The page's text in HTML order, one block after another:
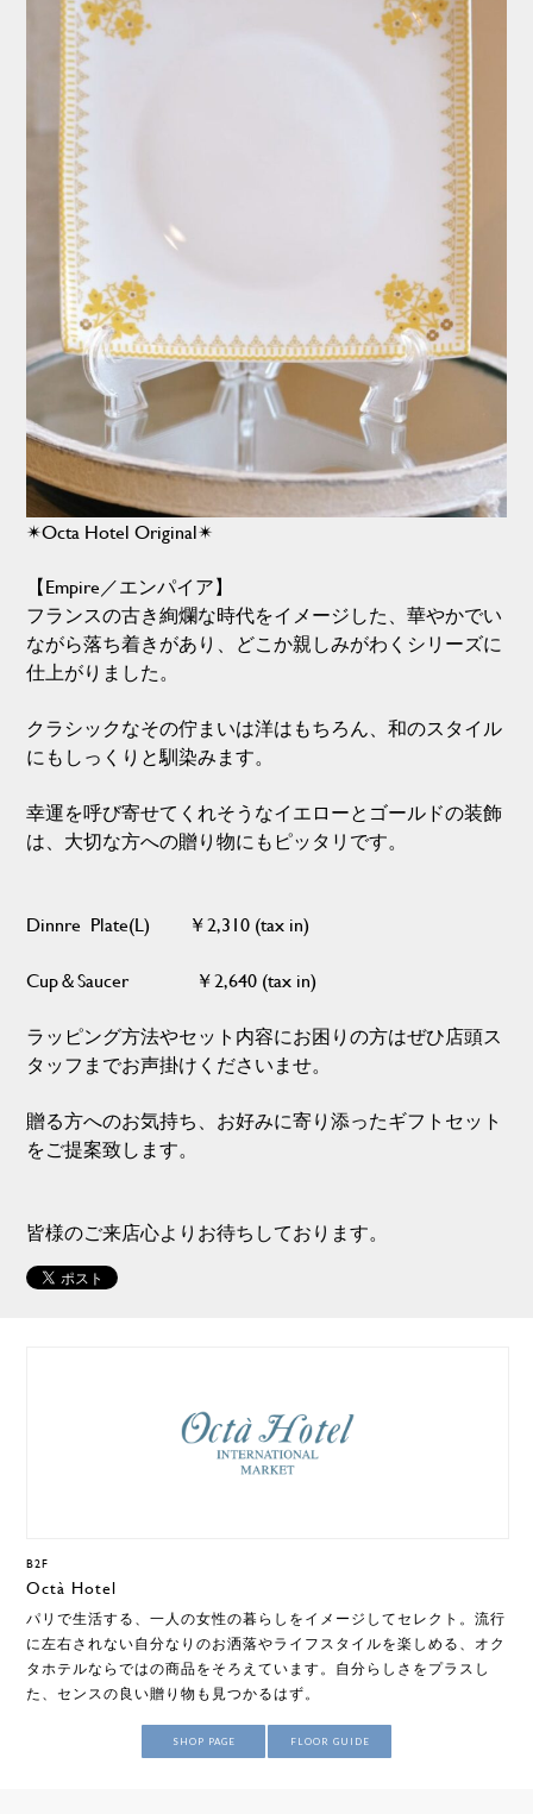
✴︎Octa Hotel Original✴︎
【Empire／エンパイア】
フランスの古き絢爛な時代をイメージした、華やかでい
ながら落ち着きがあり、どこか親しみがわくシリーズに
仕上がりました。
クラシックなその佇まいは洋はもちろん、和のスタイル
にもしっくりと馴染みます。
幸運を呼び寄せてくれそうなイエローとゴールドの装飾
は、大切な方への贈り物にもピッタリです。
Dinnre Plate(L) ￥2,310 (tax in)
Cup＆Saucer ￥2,640 (tax in)
ラッピング方法やセット内容にお困りの方はぜひ店頭ス
タッフまでお声掛けくださいませ。
贈る方へのお気持ち、お好みに寄り添ったギフトセット
をご提案致します。
皆様のご来店心よりお待ちしております。
B2F
Octà Hotel
パリで生活する、一人の女性の暮らしをイメージしてセレクト。流行
に左右されない自分なりのお洒落やライフスタイルを楽しめる、オク
タホテルならではの商品をそろえています。自分らしさをプラスし
た、センスの良い贈り物も見つかるはず。
SHOP PAGE FLOOR GUIDE